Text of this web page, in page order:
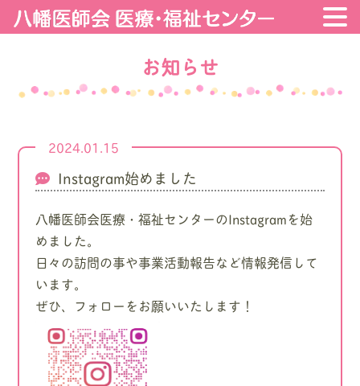
お知らせ
2024.01.15
Instagram始めました
八幡医師会医療・福祉センターのInstagramを始
めました。
日々の訪問の事や事業活動報告など情報発信して
います。
ぜひ、フォローをお願いいたします！